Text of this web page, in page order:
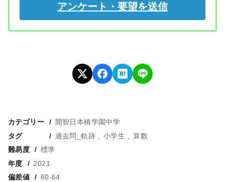
カテゴリー
開智日本橋学園中学
タグ
過去問_軌跡 小学生
算数
難易度
標準
年度
2021
偏差値
60-64